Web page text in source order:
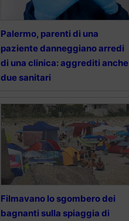
Palermo, parenti di una
paziente danneggiano arredi
di una clinica: aggrediti anche
due sanitari
Filmavano lo sgombero dei
bagnanti sulla spiaggia di